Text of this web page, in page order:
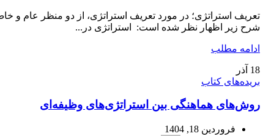
تعریف استراتژی؛ در مورد تعریف استراتژی، از دو منظر عام و
شرح زیر اظهار نظر شده است: استراتژی در...
ادامه مطلب
18 آذر
بریده‌های کتاب
روش‌های هماهنگی بین استراتژی‌های وظیفه‌ای
فروردین 18, 1404